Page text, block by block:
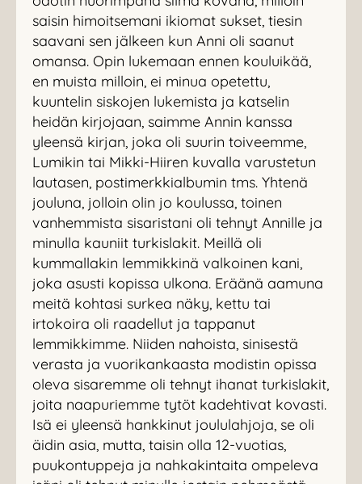
saisin himoitsemani ikiomat sukset, tiesin
saavani sen jälkeen kun Anni oli saanut
omansa. Opin lukemaan ennen kouluikää,
en muista milloin, ei minua opetettu,
kuuntelin siskojen lukemista ja katselin
heidän kirjojaan, saimme Annin kanssa
yleensä kirjan, joka oli suurin toiveemme,
Lumikin tai Mikki-Hiiren kuvalla varustetun
lautasen, postimerkkialbumin tms. Yhtenä
jouluna, jolloin olin jo koulussa, toinen
vanhemmista sisaristani oli tehnyt Annille ja
minulla kauniit turkislakit. Meillä oli
kummallakin lemmikkinä valkoinen kani,
joka asusti kopissa ulkona. Eräänä aamuna
meitä kohtasi surkea näky, kettu tai
irtokoira oli raadellut ja tappanut
lemmikkimme. Niiden nahoista, sinisestä
verasta ja vuorikankaasta modistin opissa
oleva sisaremme oli tehnyt ihanat turkislakit,
joita naapuriemme tytöt kadehtivat kovasti.
Isä ei yleensä hankkinut joululahjoja, se oli
äidin asia, mutta, taisin olla 12-vuotias,
puukontuppeja ja nahkakintaita ompeleva